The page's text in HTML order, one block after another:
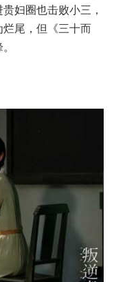
妇圈也击败小三，
尾，但《三十而